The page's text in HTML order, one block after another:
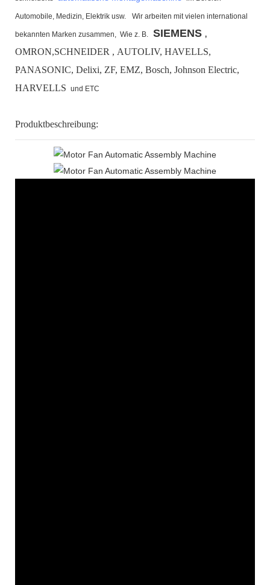
Automobile, Medizin, Elektrik usw. Wir arbeiten mit vielen international
bekannten Marken zusammen, Wie z. B. SIEMENS ,
OMRON,SCHNEIDER , AUTOLIV, HAVELLS,
PANASONIC, Delixi, ZF, EMZ, Bosch, Johnson Electric,
HARVELLS und ETC
Produktbeschreibung: